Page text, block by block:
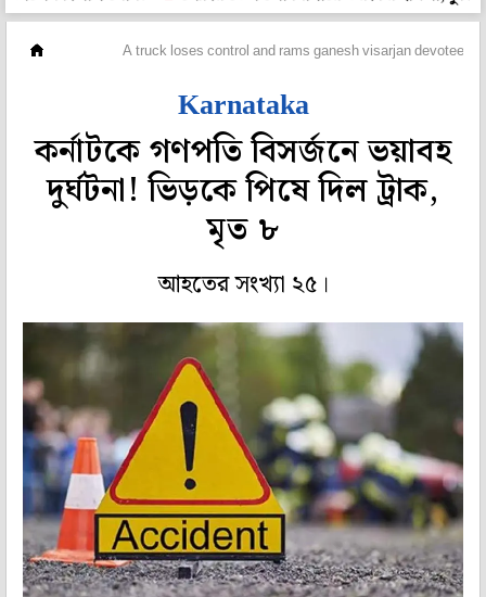
A truck loses control and rams ganesh visarjan devotees
Karnataka
কর্নাটকে গণপতি বিসর্জনে ভয়াবহ
দুর্ঘটনা! ভিড়কে পিষে দিল ট্রাক,
মৃত ৮
আহতের সংখ্যা ২৫।